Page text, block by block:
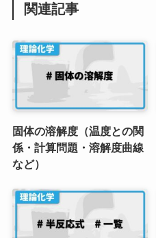
関連記事
固体の溶解度（温度との関
係・計算問題・溶解度曲線
など）